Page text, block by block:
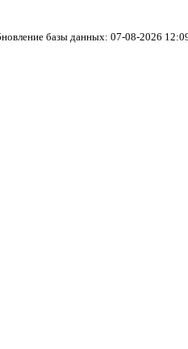
базы данных: 07-08-2026